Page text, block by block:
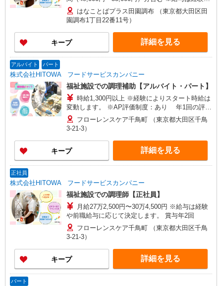
前職給与に応じて決定します。 賞与年2回
はなことばプラス田園調布 （東京都大田区田
園調布1丁目22番11号）
キープ 詳細を見る
アルバイト パート
株式会社HITOWA フードサービスカンパニー
福祉施設での調理補助【アルバイト・パート】
時給1,300円以上 ※経験によりスタート時給は
変動します。 ※AP評価制度：あり 年1回の評価
により時給を見直します。 ※アルバイト賞与（寸
志）：あり 年2回。勤続年数により金額UP。
フローレンスケア千鳥町 （東京都大田区千鳥
3-21-3）
キープ 詳細を見る
正社員
株式会社HITOWA フードサービスカンパニー
福祉施設での調理師【正社員】
月給27万2,500円〜30万4,500円 ※給与は経験
や前職給与に応じて決定します。 賞与年2回
フローレンスケア千鳥町 （東京都大田区千鳥
3-21-3）
キープ 詳細を見る
パート